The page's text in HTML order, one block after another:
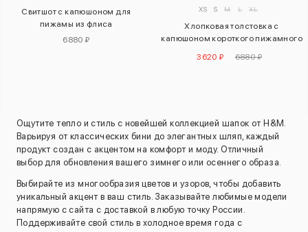
Свитшот с капюшоном для
пижамы из флиса
6880 ₽
XS S M L XL
Хлопковая толстовка с
капюшоном короткого пижамного
3620 ₽ 6880 ₽
Ощутите тепло и стиль с новейшей коллекцией шапок от H&M.
Варьируя от классических бини до элегантных шляп, каждый
продукт создан с акцентом на комфорт и моду. Отличный
выбор для обновления вашего зимнего или осеннего образа.
Выбирайте из многообразия цветов и узоров, чтобы добавить
уникальный акцент в ваш стиль. Заказывайте любимые модели
напрямую с сайта с доставкой в любую точку России.
Поддерживайте свой стиль в холодное время года с